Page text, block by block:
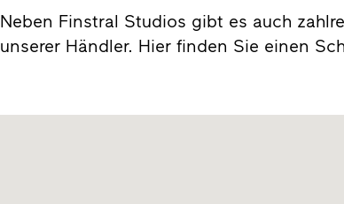
Neben Finstral Studios gibt es auch
unserer Händler. Hier finden Sie einen